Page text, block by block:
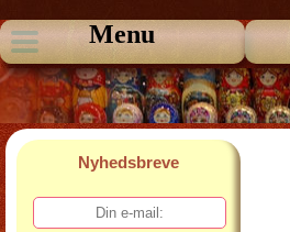
Menu
Nyhedsbreve